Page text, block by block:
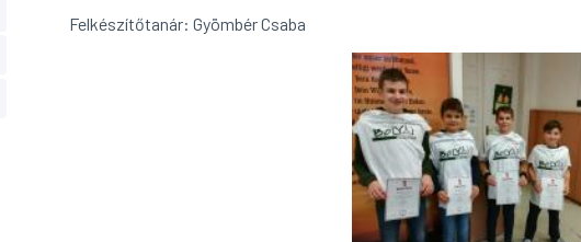
Felkészítőtanár: Gyömbér Csaba